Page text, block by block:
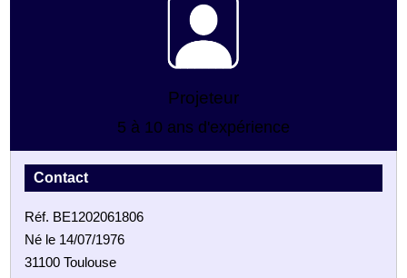
Projeteur
5 à 10 ans d'expérience
Contact
Réf. BE1202061806
Né le 14/07/1976
31100 Toulouse